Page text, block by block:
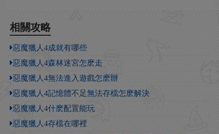
相關攻略
惡魔獵人4成就有哪些
惡魔獵人4森林迷宮怎麽走
惡魔獵人4無法進入遊戲怎麽辦
惡魔獵人4記憶體不足無法存檔怎麽解決
惡魔獵人4什麽配置能玩
惡魔獵人4存檔在哪裡